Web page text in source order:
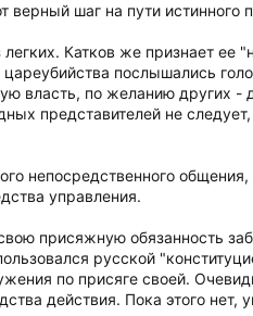
шаг на пути истинного
Катков же признает ее
послышались
власть, по желанию других
представителей не
непосредственного
управления.
присяжную обязанность
русской
по присяге своей.
действия. Пока этого нет,